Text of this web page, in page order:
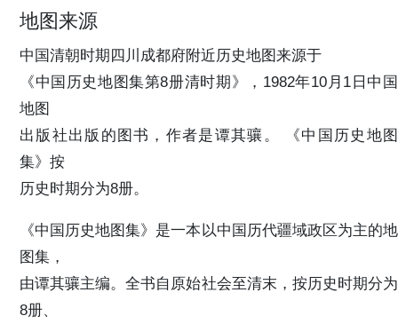
地图来源
中国清朝时期四川成都府附近历史地图来源于
《中国历史地图集第8册清时期》，1982年10月1日中国
地图
出版社出版的图书，作者是谭其骧。 《中国历史地图
集》按
历史时期分为8册。
《中国历史地图集》是一本以中国历代疆域政区为主的地
图集，
由谭其骧主编。全书自原始社会至清末，按历史时期分为
8册、